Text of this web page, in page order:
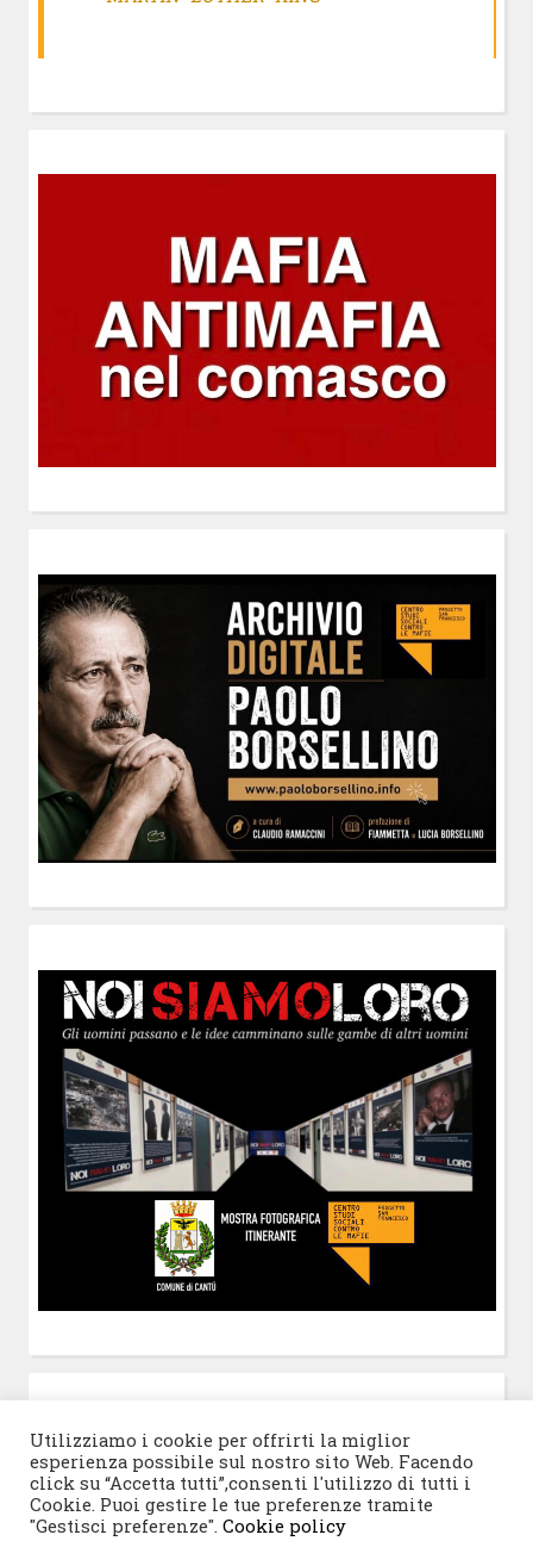
Utilizziamo i cookie per offrirti la miglior
esperienza possibile sul nostro sito Web. Facendo
click su “Accetta tutti”,consenti l'utilizzo di tutti i
Cookie. Puoi gestire le tue preferenze tramite
"Gestisci preferenze". Cookie policy